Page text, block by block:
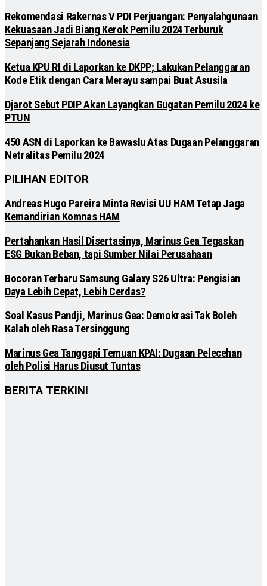
Rekomendasi Rakernas V PDI Perjuangan: Penyalahgunaan
Kekuasaan Jadi Biang Kerok Pemilu 2024 Terburuk
Sepanjang Sejarah Indonesia
Ketua KPU RI di Laporkan ke DKPP; Lakukan Pelanggaran
Kode Etik dengan Cara Merayu sampai Buat Asusila
Djarot Sebut PDIP Akan Layangkan Gugatan Pemilu 2024 ke
PTUN
450 ASN di Laporkan ke Bawaslu Atas Dugaan Pelanggaran
Netralitas Pemilu 2024
PILIHAN EDITOR
Andreas Hugo Pareira Minta Revisi UU HAM Tetap Jaga
Kemandirian Komnas HAM
Pertahankan Hasil Disertasinya, Marinus Gea Tegaskan
ESG Bukan Beban, tapi Sumber Nilai Perusahaan
Bocoran Terbaru Samsung Galaxy S26 Ultra: Pengisian
Daya Lebih Cepat, Lebih Cerdas?
Soal Kasus Pandji, Marinus Gea: Demokrasi Tak Boleh
Kalah oleh Rasa Tersinggung
Marinus Gea Tanggapi Temuan KPAI: Dugaan Pelecehan
oleh Polisi Harus Diusut Tuntas
BERITA TERKINI